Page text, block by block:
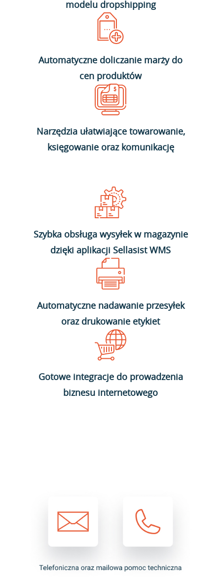
modelu dropshipping
Automatyczne doliczanie marży do
cen produktów
Narzędzia ułatwiające towarowanie,
księgowanie oraz komunikację
Szybka obsługa wysyłek w magazynie
dzięki aplikacji Sellasist WMS
Automatyczne nadawanie przesyłek
oraz drukowanie etykiet
Gotowe integracje do prowadzenia
biznesu internetowego